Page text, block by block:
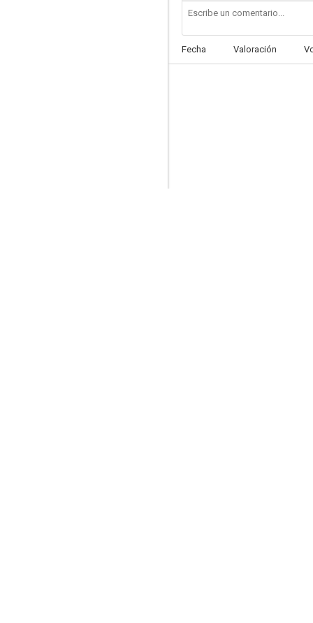
Fecha Valoración